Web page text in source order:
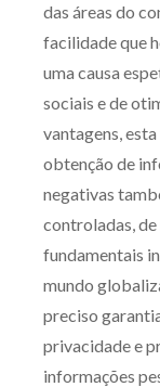
das áreas do
facilidade que
uma causa
sociais e de
vantagens,
obtenção de
negativas
controladas,
fundamentais
mundo
preciso
privacidade e
informações